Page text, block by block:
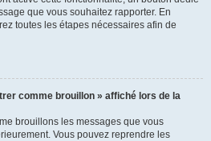
que vous souhaitez rapporter. En
toutes les étapes nécessaires afin de
comme brouillon » affiché lors de la
brouillons les messages que vous
Vous pouvez reprendre les